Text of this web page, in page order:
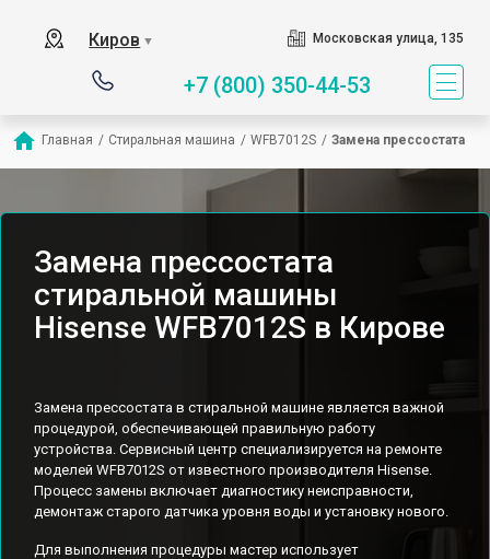
Киров ▼ Московская улица, 135
+7 (800) 350-44-53
Главная / Стиральная машина / WFB7012S / Замена прессостата
Замена прессостата
стиральной машины
Hisense WFB7012S в Кирове
Замена прессостата в стиральной машине является важной
процедурой, обеспечивающей правильную работу
устройства. Сервисный центр специализируется на ремонте
моделей WFB7012S от известного производителя Hisense.
Процесс замены включает диагностику неисправности,
демонтаж старого датчика уровня воды и установку нового.
Для выполнения процедуры мастер использует